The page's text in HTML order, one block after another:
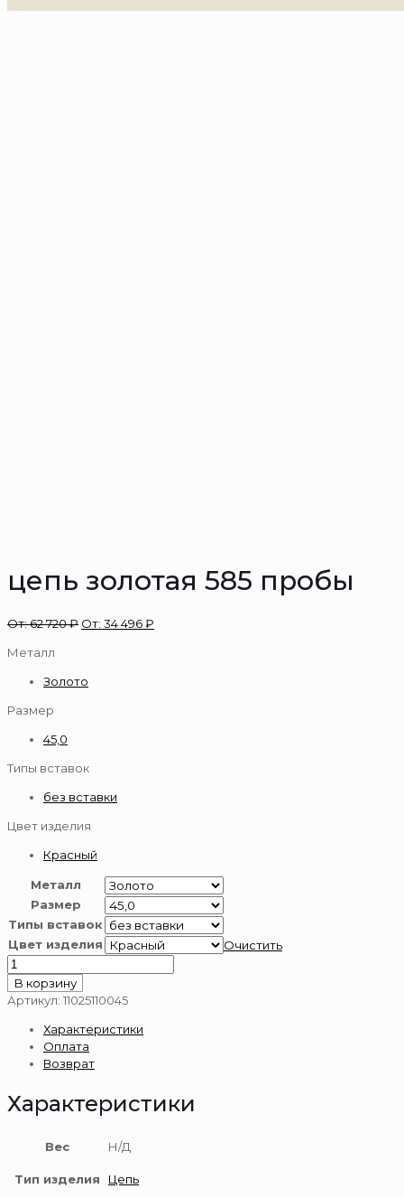
цепь золотая 585 пробы
От:62 720₽ От: 34 496₽
Металл
Золото
Размер
45,0
Типы вставок
без вставки
Цвет изделия
Красный
Металл
Размер
Типы вставок
Цвет изделия
Очистить
Количество
товара
цепь
пробы
В корзину
Артикул: 11025110045
Характеристики
Оплата
Возврат
Характеристики
Вес Н/Д
Тип изделия Цепь